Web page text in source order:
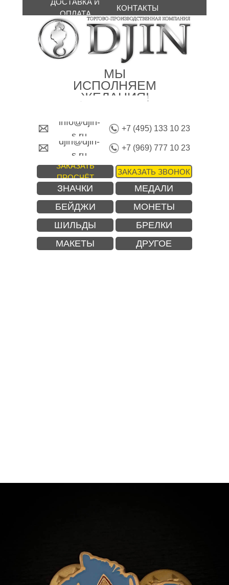
МЫ
ИСПОЛНЯЕМ
ЖЕЛАНИЯ!
ЗАКАЗАТЬ
ПРОСЧЁТ
+7 (969) 777 10 23
+7 (495) 133 10 23
ЗАКАЗАТЬ ЗВОНОК
ДОСТАВКА И
ОПЛАТА
КОНТАКТЫ
ЗНАЧКИ МЕДАЛИ
ШИЛЬДЫ БРЕЛКИ
БЕЙДЖИ МОНЕТЫ
info@djin-
s.ru
djin@djin-
s.ru
МАКЕТЫ ДРУГОЕ